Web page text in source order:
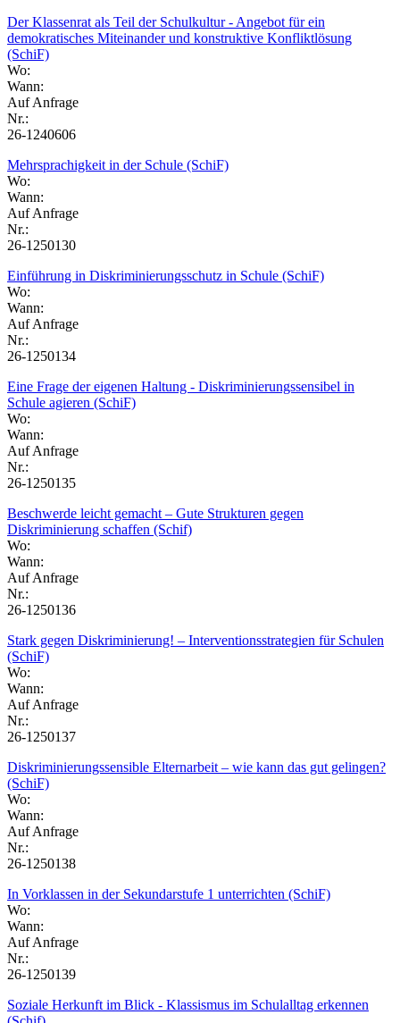
Der Klassenrat als Teil der Schulkultur - Angebot für ein
demokratisches Miteinander und konstruktive Konfliktlösung
(SchiF)
Wo:
Wann:
Auf Anfrage
Nr.:
26-1240606
Mehrsprachigkeit in der Schule (SchiF)
Wo:
Wann:
Auf Anfrage
Nr.:
26-1250130
Einführung in Diskriminierungsschutz in Schule (SchiF)
Wo:
Wann:
Auf Anfrage
Nr.:
26-1250134
Eine Frage der eigenen Haltung - Diskriminierungssensibel in
Schule agieren (SchiF)
Wo:
Wann:
Auf Anfrage
Nr.:
26-1250135
Beschwerde leicht gemacht – Gute Strukturen gegen
Diskriminierung schaffen (Schif)
Wo:
Wann:
Auf Anfrage
Nr.:
26-1250136
Stark gegen Diskriminierung! – Interventionsstrategien für Schulen
(SchiF)
Wo:
Wann:
Auf Anfrage
Nr.:
26-1250137
Diskriminierungssensible Elternarbeit – wie kann das gut gelingen?
(SchiF)
Wo:
Wann:
Auf Anfrage
Nr.:
26-1250138
In Vorklassen in der Sekundarstufe 1 unterrichten (SchiF)
Wo:
Wann:
Auf Anfrage
Nr.:
26-1250139
Soziale Herkunft im Blick - Klassismus im Schulalltag erkennen